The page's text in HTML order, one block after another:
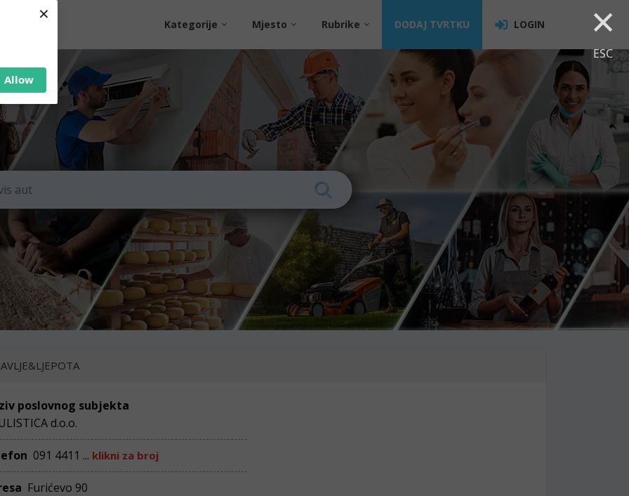
Allow
× ×
ESC
Kategorije Mjesto Rubrike DODAJ TVRTKU LOGIN
poslovnog subjekta
d.o.o.
091 4411 ... klikni za broj
Furićevo 90